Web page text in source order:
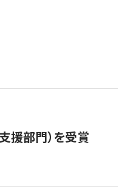
援部門）を受賞